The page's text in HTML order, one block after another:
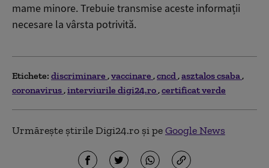
mame minore. Trebuie transmise aceste informații
necesare la vârsta potrivită.
Etichete: discriminare vaccinare cncd asztalos csaba
coronavirus interviurile digi24.ro certificat verde
Urmărește știrile Digi24.ro și peGoogle News